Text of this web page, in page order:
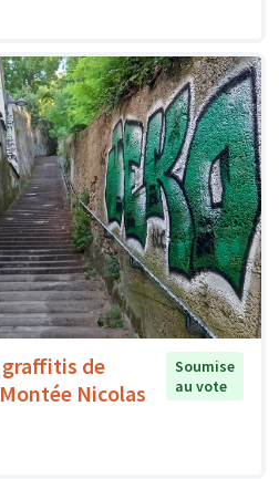
graffitis de
Nicolas
Soumise
au vote